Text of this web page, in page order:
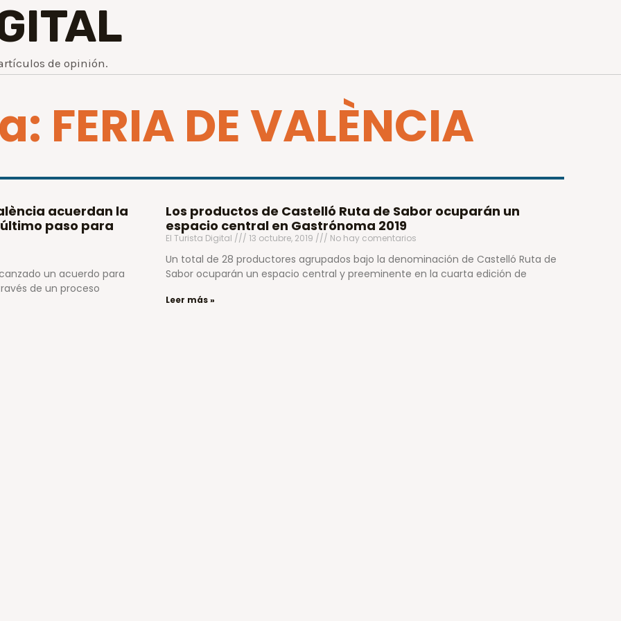
de opinión.
FERIA DE VALÈNCIA
acuerdan la
paso para
un acuerdo para
de un proceso
Los productos de Castelló Ruta de Sabor ocuparán un
espacio central en Gastrónoma 2019
El Turista Digital 13 octubre, 2019 No hay comentarios
Un total de 28 productores agrupados bajo la denominación de Castelló Ruta de
Sabor ocuparán un espacio central y preeminente en la cuarta edición de
Leer más »